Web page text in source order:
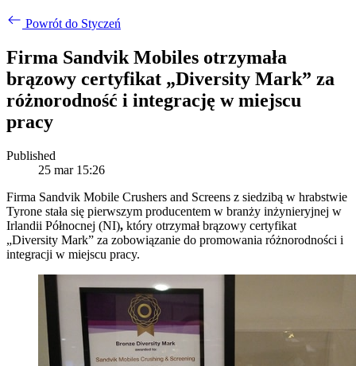
Powrót do Styczeń
Firma Sandvik Mobiles otrzymała
brązowy certyfikat „Diversity Mark” za
różnorodność i integrację w miejscu
pracy
Published
25 mar 15:26
Firma Sandvik Mobile Crushers and Screens z siedzibą w hrabstwie
Tyrone stała się pierwszym producentem w branży inżynieryjnej w
Irlandii Północnej (NI), który otrzymał brązowy certyfikat
„Diversity Mark” za zobowiązanie do promowania różnorodności i
integracji w miejscu pracy.